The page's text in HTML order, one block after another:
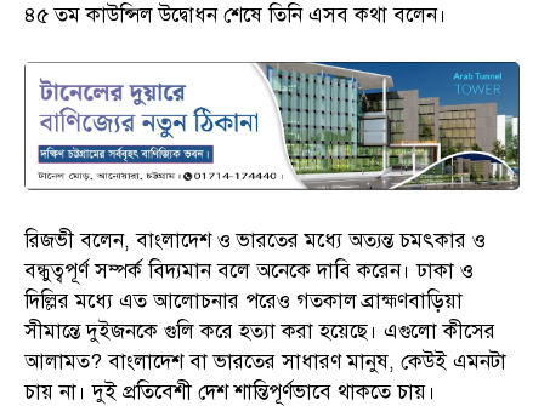
৪৫ তম কাউন্সিল উদ্বোধন শেষে তিনি এসব কথা বলেন।
রিজভী বলেন, বাংলাদেশ ও ভারতের মধ্যে অত্যন্ত চমৎকার ও
বন্ধুত্বপূর্ণ সম্পর্ক বিদ্যমান বলে অনেকে দাবি করেন। ঢাকা ও
দিল্লির মধ্যে এত আলোচনার পরেও গতকাল ব্রাহ্মণবাড়িয়া
সীমান্তে দুইজনকে গুলি করে হত্যা করা হয়েছে। এগুলো কীসের
আলামত? বাংলাদেশ বা ভারতের সাধারণ মানুষ, কেউই এমনটা
চায় না। দুই প্রতিবেশী দেশ শান্তিপূর্ণভাবে থাকতে চায়।